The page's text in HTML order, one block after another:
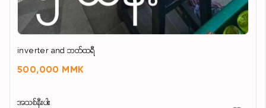
inverter and ဘတ်ထရီ
500,000 MMK
အသစ်နီးပါး